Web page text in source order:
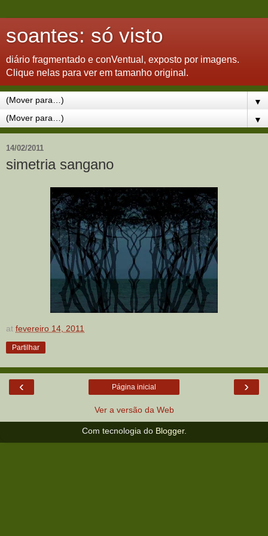
soantes: só visto
diário fragmentado e conVentual, exposto por imagens.
Clique nelas para ver em tamanho original.
▼
▼
14/02/2011
simetria sangano
at fevereiro 14, 2011
Partilhar
‹ ›
Página inicial
Ver a versão da Web
Com tecnologia do Blogger.